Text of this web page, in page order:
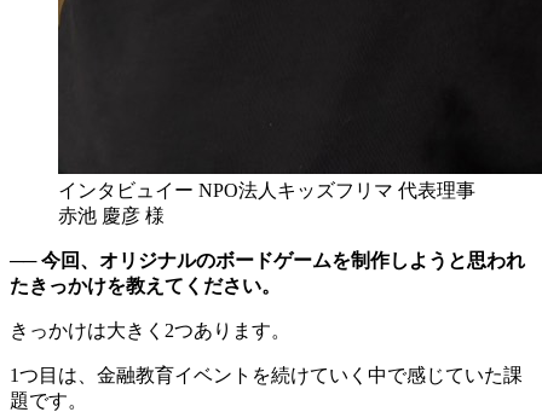
インタビュイー NPO法人キッズフリマ 代表理事
赤池 慶彦 様
── 今回、オリジナルのボードゲームを制作しようと思われ
たきっかけを教えてください。
きっかけは大きく2つあります。
1つ目は、金融教育イベントを続けていく中で感じていた課
題です。